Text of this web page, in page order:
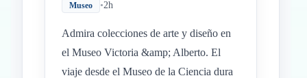
Museo •2h
Admira colecciones de arte y diseño en
el Museo Victoria &amp; Alberto. El
viaje desde el Museo de la Ciencia dura